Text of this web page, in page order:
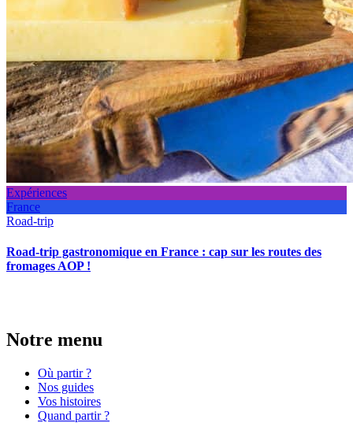
Expériences
France
Road-trip
Road-trip gastronomique en France : cap sur les routes des
fromages AOP !
Notre menu
Où partir ?
Nos guides
Vos histoires
Quand partir ?